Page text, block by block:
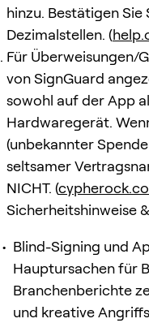
hinzu. Bestätigen Sie
Dezimalstellen. (
Für Überweisungen/
von SignGuard
sowohl auf der App
Hardwaregerät.
(unbekannter
seltsamer
NICHT. (
Sicherheitshinweise
Blind-Signing und
Hauptursachen für
Branchenberichte
und kreative